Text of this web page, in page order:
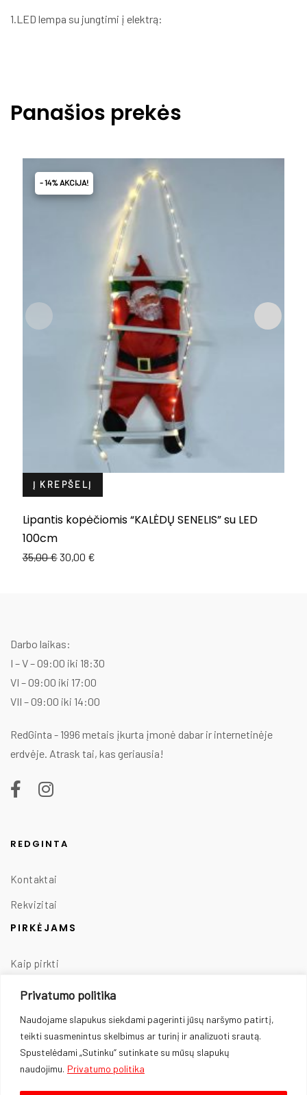
Privatumo politika
Naudojame slapukus siekdami pagerinti jūsų naršymo patirtį,
teikti suasmenintus skelbimus ar turinį ir analizuoti srautą.
Spustelėdami „Sutinku“ sutinkate su mūsų slapukų
naudojimu. Privatumo politika
1.LED lempa su jungtimi į elektrą:
Panašios prekės
Į KREPŠELĮ
Lipantis kopėčiomis “KALĖDŲ SENELIS” su LED
100cm
35,00€
Original 30,00 €
Current
- 14% AKCIJA!
Darbo laikas:
I – V – 09:00 iki 18:30
VI – 09:00 iki 17:00
VII – 09:00 iki 14:00
RedGinta - 1996 metais įkurta įmonė dabar ir internetinėje
erdvėje. Atrask tai, kas geriausia!
REDGINTA
Kontaktai
Rekvizitai
PIRKĖJAMS
Kaip pirkti
Taisyklės
Prekių pristatymas
Prekių grąžinimas
Privatumo politika
Slapukų naudojimas